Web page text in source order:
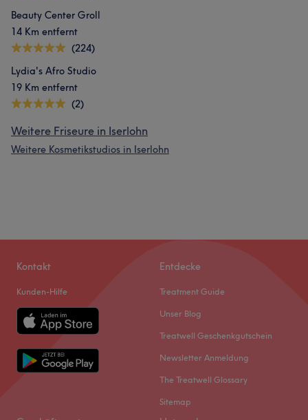
Beauty Center Groll
14 Km entfernt
(224)
Lydia's Afro Studio
19 Km entfernt
(2)
Weitere Friseure in Iserlohn
Weitere Kosmetikstudios in Iserlohn
Kontakt
Kunden-Hilfe
Entdecke
Treatment Guide
Unser Blog
Treatwell Geschenkgutschein
Newsletter Anmeldung
The Treatwell Glossary
Sitemap